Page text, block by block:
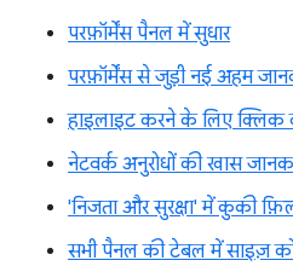
परफ़ॉर्मेंस पैनल में सुधार
परफ़ॉर्मेंस से जुड़ी नई अहम
हाइलाइट करने के लिए क्लिक
नेटवर्क अनुरोधों की खास
'निजता और सुरक्षा' में कुकी
सभी पैनल की टेबल में साइज़